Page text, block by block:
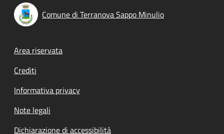
Comune di Terranova Sappo Minulio
Footer menu
Area riservata
Crediti
Informativa privacy
Note legali
Dichiarazione di accessibilità